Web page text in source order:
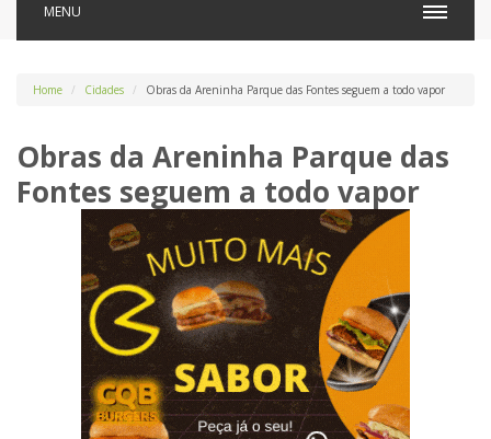
MENU
Home Cidades Obras da Areninha Parque das Fontes seguem a todo vapor
Obras da Areninha Parque das
Fontes seguem a todo vapor